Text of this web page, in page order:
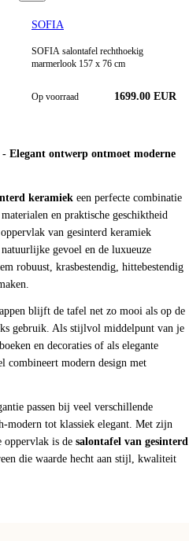
SOFIA
SOFIA salontafel rechthoekig
marmerlook 157 x 76 cm
Op voorraad 1699.00 EUR
Elegant ontwerp ontmoet moderne
keramiek een perfecte combinatie
en praktische geschiktheid
van gesinterd keramiek
gevoel en de luxueuze
robuust, krasbestendig, hittebestendig
blijft de tafel net zo mooi als op de
gebruik. Als stijlvol middelpunt van je
en decoraties of als elegante
combineert modern design met
passen bij veel verschillende
tot klassiek elegant. Met zijn
oppervlak is de salontafel van gesinterd
die waarde hecht aan stijl, kwaliteit